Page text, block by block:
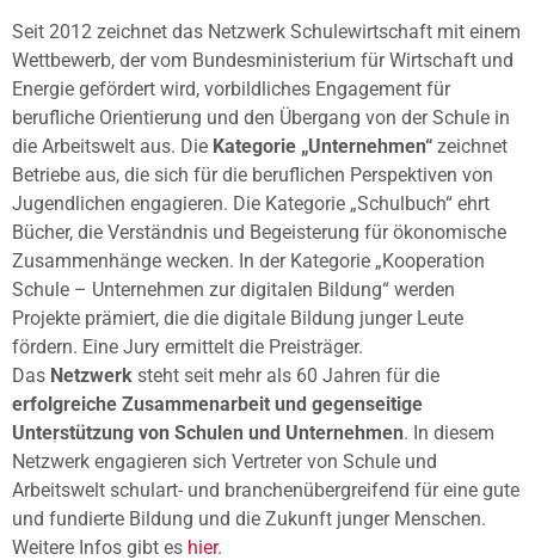
Seit 2012 zeichnet das Netzwerk Schulewirtschaft mit einem
Wettbewerb, der vom Bundesministerium für Wirtschaft und
Energie gefördert wird, vorbildliches Engagement für
berufliche Orientierung und den Übergang von der Schule in
die Arbeitswelt aus. Die Kategorie „Unternehmen“ zeichnet
Betriebe aus, die sich für die beruflichen Perspektiven von
Jugendlichen engagieren. Die Kategorie „Schulbuch“ ehrt
Bücher, die Verständnis und Begeisterung für ökonomische
Zusammenhänge wecken. In der Kategorie „Kooperation
Schule – Unternehmen zur digitalen Bildung“ werden
Projekte prämiert, die die digitale Bildung junger Leute
fördern. Eine Jury ermittelt die Preisträger.
Das Netzwerk steht seit mehr als 60 Jahren für die
erfolgreiche Zusammenarbeit und gegenseitige
Unterstützung von Schulen und Unternehmen. In diesem
Netzwerk engagieren sich Vertreter von Schule und
Arbeitswelt schulart- und branchenübergreifend für eine gute
und fundierte Bildung und die Zukunft junger Menschen.
Weitere Infos gibt es hier.